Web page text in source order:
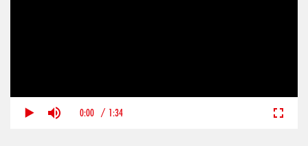
0:00 / 1:34